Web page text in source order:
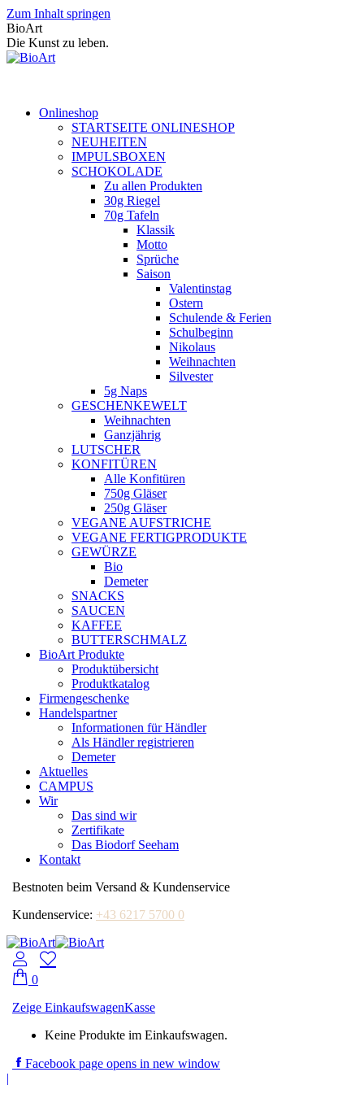
Zum Inhalt springen
BioArt
Die Kunst zu leben.
Onlineshop
STARTSEITE ONLINESHOP
NEUHEITEN
IMPULSBOXEN
SCHOKOLADE
Zu allen Produkten
30g Riegel
70g Tafeln
Klassik
Motto
Sprüche
Saison
Valentinstag
Ostern
Schulende & Ferien
Schulbeginn
Nikolaus
Weihnachten
Silvester
5g Naps
GESCHENKEWELT
Weihnachten
Ganzjährig
LUTSCHER
KONFITÜREN
Alle Konfitüren
750g Gläser
250g Gläser
VEGANE AUFSTRICHE
VEGANE FERTIGPRODUKTE
GEWÜRZE
Bio
Demeter
SNACKS
SAUCEN
KAFFEE
BUTTERSCHMALZ
BioArt Produkte
Produktübersicht
Produktkatalog
Firmengeschenke
Handelspartner
Informationen für Händler
Als Händler registrieren
Demeter
Aktuelles
CAMPUS
Wir
Das sind wir
Zertifikate
Das Biodorf Seeham
Kontakt
Bestnoten beim Versand & Kundenservice
Kundenservice: +43 6217 5700 0
0
Zeige EinkaufswagenKasse
Keine Produkte im Einkaufswagen.
Facebook page opens in new window
|